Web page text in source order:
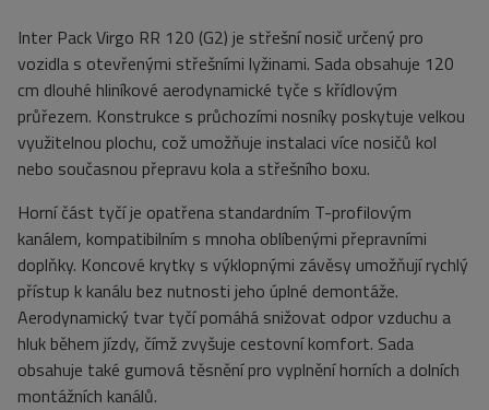
Inter Pack Virgo RR 120 (G2) je střešní nosič určený pro
vozidla s otevřenými střešními lyžinami. Sada obsahuje 120
cm dlouhé hliníkové aerodynamické tyče s křídlovým
průřezem. Konstrukce s průchozími nosníky poskytuje velkou
využitelnou plochu, což umožňuje instalaci více nosičů kol
nebo současnou přepravu kola a střešního boxu.
Horní část tyčí je opatřena standardním T-profilovým
kanálem, kompatibilním s mnoha oblíbenými přepravními
doplňky. Koncové krytky s výklopnými závěsy umožňují rychlý
přístup k kanálu bez nutnosti jeho úplné demontáže.
Aerodynamický tvar tyčí pomáhá snižovat odpor vzduchu a
hluk během jízdy, čímž zvyšuje cestovní komfort. Sada
obsahuje také gumová těsnění pro vyplnění horních a dolních
montážních kanálů.